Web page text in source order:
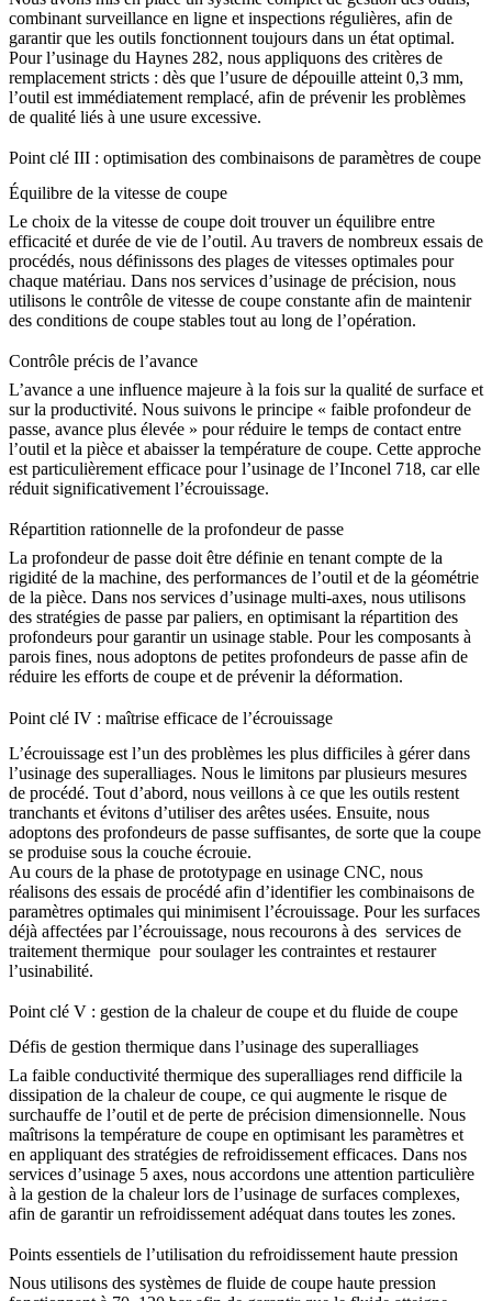
combinant surveillance en ligne et inspections régulières, afin de
garantir que les outils fonctionnent toujours dans un état optimal.
Pour l’usinage du Haynes 282, nous appliquons des critères de
remplacement stricts : dès que l’usure de dépouille atteint 0,3 mm,
l’outil est immédiatement remplacé, afin de prévenir les problèmes
de qualité liés à une usure excessive.
Point clé III : optimisation des combinaisons de paramètres de coupe
Équilibre de la vitesse de coupe
Le choix de la vitesse de coupe doit trouver un équilibre entre
efficacité et durée de vie de l’outil. Au travers de nombreux essais de
procédés, nous définissons des plages de vitesses optimales pour
chaque matériau. Dans nos services d’usinage de précision, nous
utilisons le contrôle de vitesse de coupe constante afin de maintenir
des conditions de coupe stables tout au long de l’opération.
Contrôle précis de l’avance
L’avance a une influence majeure à la fois sur la qualité de surface et
sur la productivité. Nous suivons le principe « faible profondeur de
passe, avance plus élevée » pour réduire le temps de contact entre
l’outil et la pièce et abaisser la température de coupe. Cette approche
est particulièrement efficace pour l’usinage de l’Inconel 718, car elle
réduit significativement l’écrouissage.
Répartition rationnelle de la profondeur de passe
La profondeur de passe doit être définie en tenant compte de la
rigidité de la machine, des performances de l’outil et de la géométrie
de la pièce. Dans nos services d’usinage multi-axes, nous utilisons
des stratégies de passe par paliers, en optimisant la répartition des
profondeurs pour garantir un usinage stable. Pour les composants à
parois fines, nous adoptons de petites profondeurs de passe afin de
réduire les efforts de coupe et de prévenir la déformation.
Point clé IV : maîtrise efficace de l’écrouissage
L’écrouissage est l’un des problèmes les plus difficiles à gérer dans
l’usinage des superalliages. Nous le limitons par plusieurs mesures
de procédé. Tout d’abord, nous veillons à ce que les outils restent
tranchants et évitons d’utiliser des arêtes usées. Ensuite, nous
adoptons des profondeurs de passe suffisantes, de sorte que la coupe
se produise sous la couche écrouie.
Au cours de la phase de prototypage en usinage CNC, nous
réalisons des essais de procédé afin d’identifier les combinaisons de
paramètres optimales qui minimisent l’écrouissage. Pour les surfaces
déjà affectées par l’écrouissage, nous recourons à des services de
traitement thermique pour soulager les contraintes et restaurer
l’usinabilité.
Point clé V : gestion de la chaleur de coupe et du fluide de coupe
Défis de gestion thermique dans l’usinage des superalliages
La faible conductivité thermique des superalliages rend difficile la
dissipation de la chaleur de coupe, ce qui augmente le risque de
surchauffe de l’outil et de perte de précision dimensionnelle. Nous
maîtrisons la température de coupe en optimisant les paramètres et
en appliquant des stratégies de refroidissement efficaces. Dans nos
services d’usinage 5 axes, nous accordons une attention particulière
à la gestion de la chaleur lors de l’usinage de surfaces complexes,
afin de garantir un refroidissement adéquat dans toutes les zones.
Points essentiels de l’utilisation du refroidissement haute pression
Nous utilisons des systèmes de fluide de coupe haute pression